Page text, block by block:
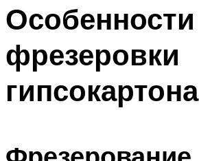
Особенности
фрезеровки
гипсокартона